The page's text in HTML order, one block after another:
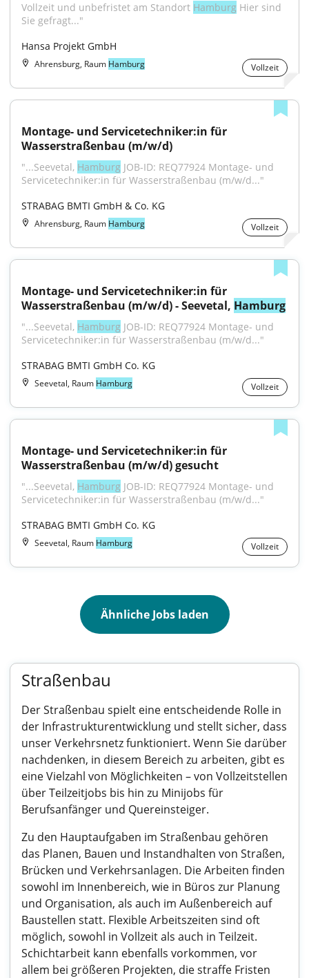
Vollzeit und unbefristet am Standort Hamburg Hier sind
Sie gefragt..."
Hansa Projekt GmbH
Ahrensburg, Raum Hamburg Vollzeit
Montage- und Servicetechniker:in für
Wasserstraßenbau (m/w/d)
"...Seevetal, Hamburg JOB-ID: REQ77924 Montage- und
Servicetechniker:in für Wasserstraßenbau (m/w/d..."
STRABAG BMTI GmbH & Co. KG
Ahrensburg, Raum Hamburg Vollzeit
Montage- und Servicetechniker:in für
Wasserstraßenbau (m/w/d) - Seevetal, Hamburg
"...Seevetal, Hamburg JOB-ID: REQ77924 Montage- und
Servicetechniker:in für Wasserstraßenbau (m/w/d..."
STRABAG BMTI GmbH Co. KG
Seevetal, Raum Hamburg Vollzeit
Montage- und Servicetechniker:in für
Wasserstraßenbau (m/w/d) gesucht
"...Seevetal, Hamburg JOB-ID: REQ77924 Montage- und
Servicetechniker:in für Wasserstraßenbau (m/w/d..."
STRABAG BMTI GmbH Co. KG
Seevetal, Raum Hamburg Vollzeit
Ähnliche Jobs laden
Straßenbau
Der Straßenbau spielt eine entscheidende Rolle in
der Infrastrukturentwicklung und stellt sicher, dass
unser Verkehrsnetz funktioniert. Wenn Sie darüber
nachdenken, in diesem Bereich zu arbeiten, gibt es
eine Vielzahl von Möglichkeiten – von Vollzeitstellen
über Teilzeitjobs bis hin zu Minijobs für
Berufsanfänger und Quereinsteiger.
Zu den Hauptaufgaben im Straßenbau gehören
das Planen, Bauen und Instandhalten von Straßen,
Brücken und Verkehrsanlagen. Die Arbeiten finden
sowohl im Innenbereich, wie in Büros zur Planung
und Organisation, als auch im Außenbereich auf
Baustellen statt. Flexible Arbeitszeiten sind oft
möglich, sowohl in Vollzeit als auch in Teilzeit.
Schichtarbeit kann ebenfalls vorkommen, vor
allem bei größeren Projekten, die straffe Fristen